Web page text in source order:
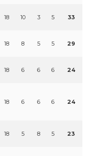
18 10 3 5 33
18 8 5 5 29
18 6 6 6 24
18 6 6 6 24
18 5 8 5 23